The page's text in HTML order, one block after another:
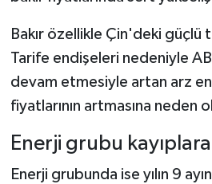
Bakır özellikle Çin'deki
Tarife endişeleri nedeniyle
devam etmesiyle artan arz
fiyatlarının artmasına neden
Enerji grubu
Enerji grubunda ise yılın 9